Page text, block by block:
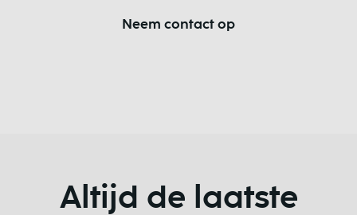
Neem contact op
Altijd de laatste